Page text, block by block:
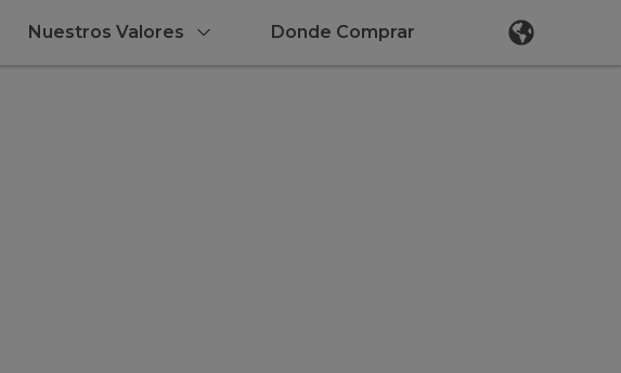
Nuestros Valores Donde Comprar